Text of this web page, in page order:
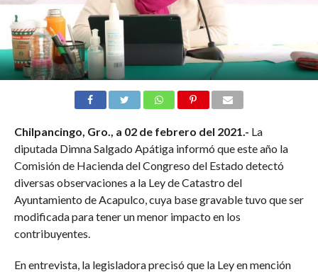
Chilpancingo, Gro., a 02 de febrero del 2021.- La
diputada Dimna Salgado Apátiga informó que este año la
Comisión de Hacienda del Congreso del Estado detectó
diversas observaciones a la Ley de Catastro del
Ayuntamiento de Acapulco, cuya base gravable tuvo que ser
modificada para tener un menor impacto en los
contribuyentes.
En entrevista, la legisladora precisó que la Ley en mención